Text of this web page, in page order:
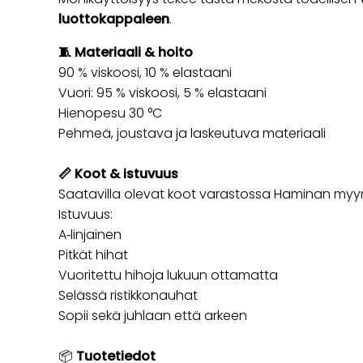
luottokappaleen.
🧵 Materiaali & hoito
90 % viskoosi, 10 % elastaani
Vuori: 95 % viskoosi, 5 % elastaani
Hienopesu 30 °C
Pehmeä, joustava ja laskeutuva materiaali
📏 Koot & istuvuus
Saatavilla olevat koot varastossa Haminan
Istuvuus:
A‑linjainen
Pitkät hihat
Vuoritettu hihoja lukuun ottamatta
Selässä ristikkonauhat
Sopii sekä juhlaan että arkeen
📦 Tuotetiedot